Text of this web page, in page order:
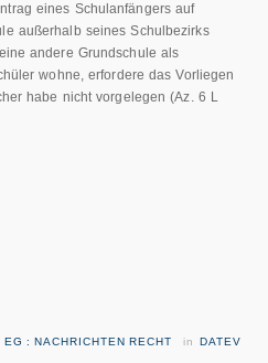
eines Schulanfängers auf
außerhalb seines Schulbezirks
andere Grundschule als
wohne, erfordere das Vorliegen
habe nicht vorgelegen (Az. 6 L
EG : NACHRICHTEN RECHT inDATEV